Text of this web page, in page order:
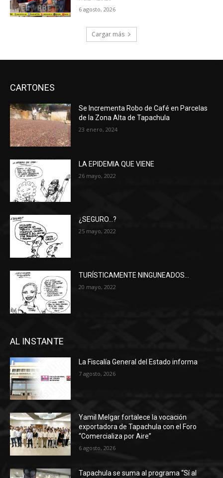
6 agosto, 2026
Cargar más
CARTONES
Se Incrementa Robo de Café en Parcelas
de la Zona Alta de Tapachula
23 enero, 2024
LA EPIDEMIA QUE VIENE
26 mayo, 2022
¿SEGURO…?
25 mayo, 2022
TURÍSTICAMENTE NINGUNEADOS…
20 mayo, 2022
AL INSTANTE
La Fiscalía General del Estado informa
7 agosto, 2026
Yamil Melgar fortalece la vocación
exportadora de Tapachula con el Foro
“Comercializa por Aire”
6 agosto, 2026
Tapachula se suma al programa “Sí al